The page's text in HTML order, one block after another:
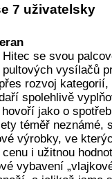
7 uživatelsky
se svou
vysílačů
rozvoj
spolehlivě
jako o
téměř neznámé,
výrobky, ve
i užitnou
vybavení